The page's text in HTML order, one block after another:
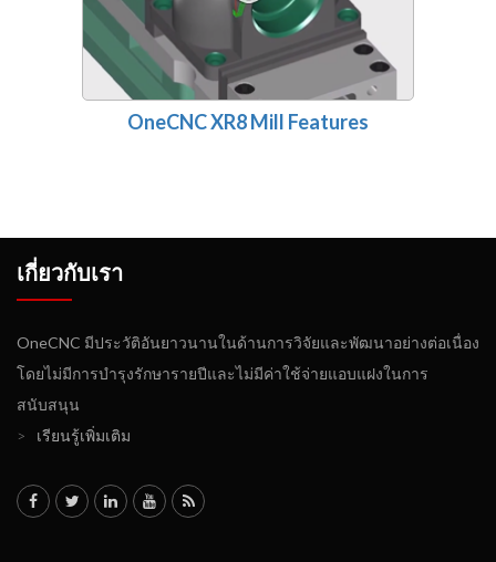
OneCNC XR8 Mill Features
เกี่ยวกับเรา
OneCNC มีประวัติอันยาวนานในด้านการวิจัยและพัฒนาอย่างต่อเนื่อง
โดยไม่มีการบำรุงรักษารายปีและไม่มีค่าใช้จ่ายแอบแฝงในการ
สนับสนุน
>
เรียนรู้เพิ่มเติม